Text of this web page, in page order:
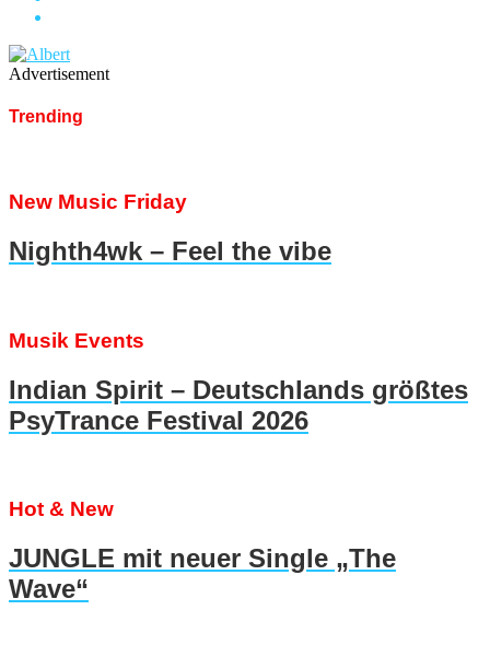
Advertisement
Trending
New Music Friday
Nighth4wk – Feel the vibe
Musik Events
Indian Spirit – Deutschlands größtes
PsyTrance Festival 2026
Hot & New
JUNGLE mit neuer Single „The
Wave“